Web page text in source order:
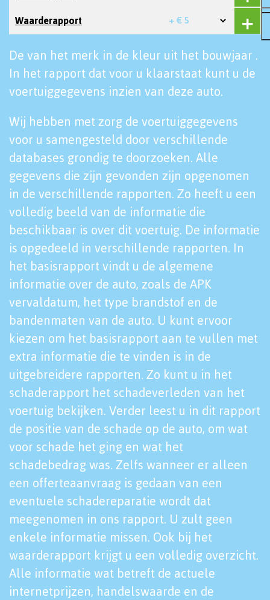
Waarderapport + € 5
De van het merk in de kleur uit het bouwjaar .
In het rapport dat voor u klaarstaat kunt u de
voertuiggegevens inzien van deze auto.
Wij hebben met zorg de voertuiggegevens
voor u samengesteld door verschillende
databases grondig te doorzoeken. Alle
gegevens die zijn gevonden zijn opgenomen
in de verschillende rapporten. Zo heeft u een
volledig beeld van de informatie die
beschikbaar is over dit voertuig. De informatie
is opgedeeld in verschillende rapporten. In
het basisrapport vindt u de algemene
informatie over de auto, zoals de APK
vervaldatum, het type brandstof en de
bandenmaten van de auto. U kunt ervoor
kiezen om het basisrapport aan te vullen met
extra informatie die te vinden is in de
uitgebreidere rapporten. Zo kunt u in het
schaderapport het schadeverleden van het
voertuig bekijken. Verder leest u in dit rapport
de positie van de schade op de auto, om wat
voor schade het ging en wat het
schadebedrag was. Zelfs wanneer er alleen
een offerteaanvraag is gedaan van een
eventuele schadereparatie wordt dat
meegenomen in ons rapport. U zult geen
enkele informatie missen. Ook bij het
waarderapport krijgt u een volledig overzicht.
Alle informatie wat betreft de actuele
internetprijzen, handelswaarde en de